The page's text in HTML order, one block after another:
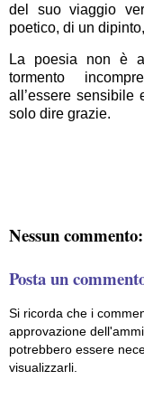
del suo viaggio
poetico, di un
La poesia non è
tormento
all’essere
solo dire grazie.
Nessun commento:
Posta un
Si ricorda che i
approvazione
potrebbero essere
visualizzarli.